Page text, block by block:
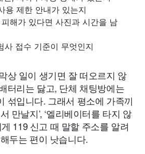
용 제한 안내가 있는지
해가 있다면 사진과 시간을 남
사 접수 기준이 무엇인지
상 일이 생기면 잘 떠오르지 않
터리는 닳고, 단체 채팅방에는
섞입니다. 그래서 평소에 가족끼
만날지’, ‘엘리베이터를 타지 않
게 119 신고 때 말할 주소를 알려
두는 편이 낫습니다.